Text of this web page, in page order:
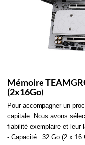
Mémoire
(2x16Go)
Pour accompagner un
capitale. Nous avons
fiabilité exemplaire et leur
- Capacité : 32 Go (2 x 16